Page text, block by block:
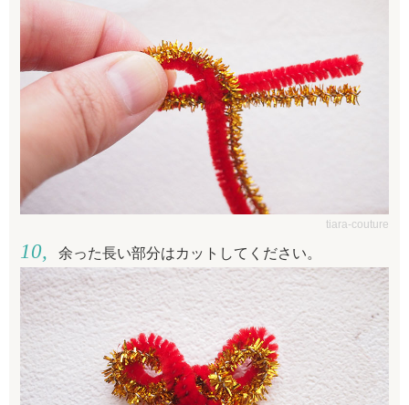
tiara-couture
余った長い部分はカットしてください。